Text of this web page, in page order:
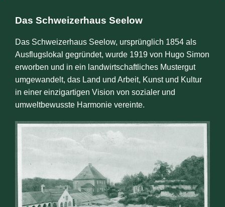
Das Schweizerhaus Seelow
Das Schweizerhaus Seelow, ursprünglich 1854 als
Ausflugslokal gegründet, wurde 1919 von Hugo Simon
erworben und in ein landwirtschaftliches Mustergut
umgewandelt, das Land und Arbeit, Kunst und Kultur
in einer einzigartigen Vision von sozialer und
umweltbewusste Harmonie vereinte.